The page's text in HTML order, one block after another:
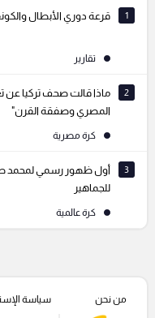
1 قرعة دوري الأبطال
تقارير
2
ماذا قالت صحف تركيا عن
المصري وصفقة القرن"
كرة مصرية
3
أول ظهور رسمي لمحمد
للجماهير
كرة عالمية
من نحن سياسة